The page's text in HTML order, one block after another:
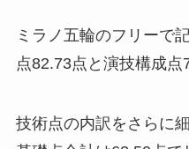
ミラノ五輪のフリーで
点82.73点と演技構成点
技術点の内訳をさらに